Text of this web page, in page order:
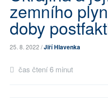
SOCIÁLNÍ SÍTĚ
RUBRIKY
zemního
doby
25. 8. 2022 /Jiří Hlavenka
čas čtení 6 minut